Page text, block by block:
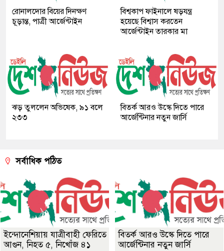
রোনালদোর বিয়ের দিনক্ষণ
চূড়ান্ত, পাত্রী আর্জেন্টাইন
বিশ্বকাপ ফাইনালে ষড়যন্ত্র
হয়েছে বিশ্বাস করতেন
আর্জেন্টাইন তারকার মা
ঝড় তুললেন অভিষেক, ৯১ বলে
২৩৩
বিতর্ক আরও উস্কে দিতে পারে
আর্জেন্টিনার নতুন জার্সি
সর্বাধিক পঠিত
ইন্দোনেশিয়ায় যাত্রীবাহী ফেরিতে
আগুন, নিহত ৫, নিখোঁজ ৪১
বিতর্ক আরও উস্কে দিতে পারে
আর্জেন্টিনার নতুন জার্সি